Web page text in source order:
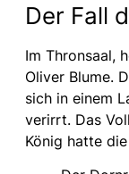
Der Fall
Im Thronsaal,
Oliver Blume.
sich in einem
verirrt. Das
König hatte